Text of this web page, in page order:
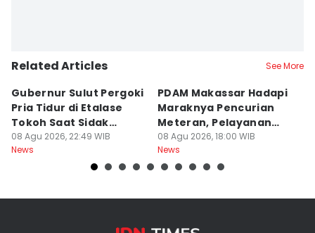
Related Articles See More
Gubernur Sulut Pergoki
Pria Tidur di Etalase
Tokoh Saat Sidak
Gedung
08 Agu 2026, 22:49 WIB
News
PDAM Makassar Hadapi
Maraknya Pencurian
Meteran, Pelayanan
Ikut Terdampak
08 Agu 2026, 18:00 WIB
News